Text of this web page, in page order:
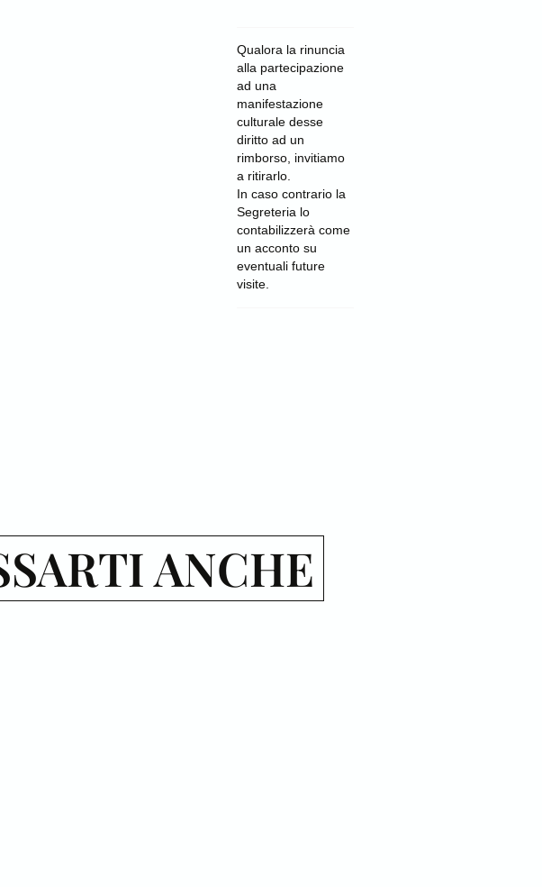
Qualora la rinuncia
alla partecipazione
ad una
manifestazione
culturale desse
diritto ad un
rimborso, invitiamo
a ritirarlo.
In caso contrario la
Segreteria lo
contabilizzerà come
un acconto su
eventuali future
visite.
ANCHE